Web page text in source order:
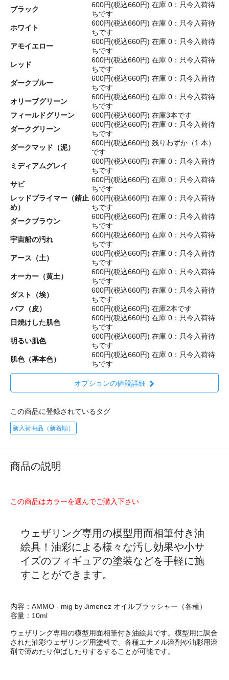
ブラック
600円(税込660円) 在庫 0：只今入荷待
ちです
ホワイト
600円(税込660円) 在庫 0：只今入荷待
ちです
アモイエロー
600円(税込660円) 在庫 0：只今入荷待
ちです
レッド
600円(税込660円) 在庫 0：只今入荷待
ちです
ダークブルー
600円(税込660円) 在庫 0：只今入荷待
ちです
オリーブグリーン
600円(税込660円) 在庫 0：只今入荷待
ちです
フィールドグリーン
600円(税込660円) 在庫3本です
ダークグリーン
600円(税込660円) 在庫 0：只今入荷待
ちです
ダークマッド（泥）
600円(税込660円) 残りわずか（1 本）
です
ミディアムグレイ
600円(税込660円) 在庫 0：只今入荷待
ちです
サビ
600円(税込660円) 在庫 0：只今入荷待
ちです
レッドプライマー（錆止
め）
600円(税込660円) 在庫 0：只今入荷待
ちです
ダークブラウン
600円(税込660円) 在庫 0：只今入荷待
ちです
宇宙船の汚れ
600円(税込660円) 在庫 0：只今入荷待
ちです
アース（土）
600円(税込660円) 在庫 0：只今入荷待
ちです
オーカー（黄土）
600円(税込660円) 在庫 0：只今入荷待
ちです
ダスト（埃）
600円(税込660円) 在庫 0：只今入荷待
ちです
バフ（皮）
600円(税込660円) 在庫2本です
日焼けした肌色
600円(税込660円) 在庫 0：只今入荷待
ちです
明るい肌色
600円(税込660円) 在庫 0：只今入荷待
ちです
肌色（基本色）
600円(税込660円) 在庫 0：只今入荷待
ちです
オプションの値段詳細
この商品に登録されているタグ
新入荷商品（新着順）
商品の説明
この商品はカラーを選んでご購入下さい
ウェザリング専用の模型用面相筆付き油
絵具！油彩による様々な汚し効果や小サ
イズのフィギュアの塗装などを手軽に施
すことができます。
内容：AMMO - mig by Jimenez オイルブラッシャー（各種）
容量：10ml
ウェザリング専用の模型用面相筆付き油絵具です。模型用に調合
された油彩ウェザリング用塗料で、各種エナメル溶剤や油彩用溶
剤で薄めたり伸ばしたりするすることが可能です。